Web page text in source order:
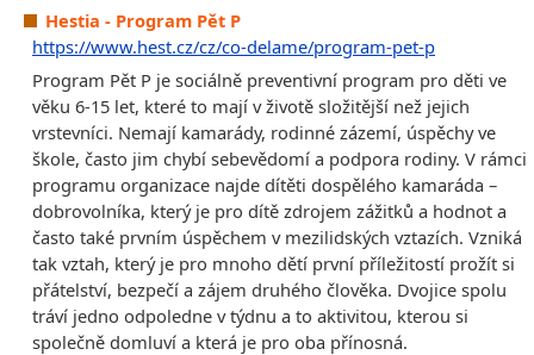
Hestia - Program Pět P
https://www.hest.cz/cz/co-delame/program-pet-p
Program Pět P je sociálně preventivní program pro děti ve
věku 6-15 let, které to mají v životě složitější než jejich
vrstevníci. Nemají kamarády, rodinné zázemí, úspěchy ve
škole, často jim chybí sebevědomí a podpora rodiny. V rámci
programu organizace najde dítěti dospělého kamaráda –
dobrovolníka, který je pro dítě zdrojem zážitků a hodnot a
často také prvním úspěchem v mezilidských vztazích. Vzniká
tak vztah, který je pro mnoho dětí první příležitostí prožít si
přátelství, bezpečí a zájem druhého člověka. Dvojice spolu
tráví jedno odpoledne v týdnu a to aktivitou, kterou si
společně domluví a která je pro oba přínosná.